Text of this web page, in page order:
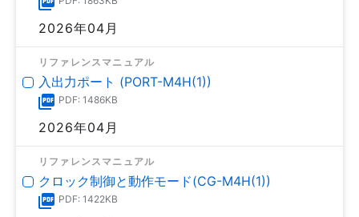
2026年04月
リファレンスマニュアル
入出力ポート (PORT-M4H(1))
PDF: 1486KB
2026年04月
リファレンスマニュアル
クロック制御と動作モード(CG-M4H(1))
PDF: 1422KB